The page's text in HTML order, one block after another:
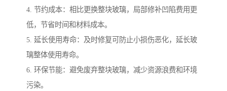
4. 节约成本：相比更换整块玻璃，局部修补凹陷费用更
低，节省时间和材料成本。
5. 延长使用寿命：及时修复可防止小损伤恶化，延长玻
璃整体使用寿命。
6. 环保节能：避免废弃整块玻璃，减少资源浪费和环境
污染。